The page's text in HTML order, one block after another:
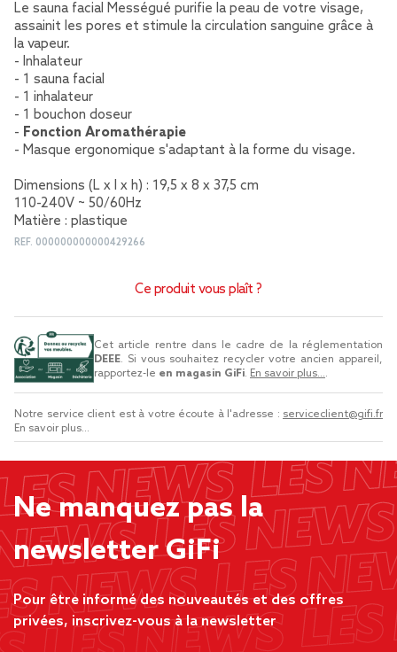
Le sauna facial Mességué purifie la peau de votre visage,
assainit les pores et stimule la circulation sanguine grâce à
la vapeur.
- Inhalateur
- 1 sauna facial
- 1 inhalateur
- 1 bouchon doseur
- Fonction Aromathérapie
- Masque ergonomique s'adaptant à la forme du visage.
Dimensions (L x l x h) : 19,5 x 8 x 37,5 cm
110-240V ~ 50/60Hz
Matière : plastique
REF. 000000000000429266
Ce produit vous plaît ?
Cet article rentre dans le cadre de la réglementation
DEEE. Si vous souhaitez recycler votre ancien appareil,
rapportez-le en magasin GiFi. En savoir plus....
Notre service client est à votre écoute à l'adresse : serviceclient@gifi.fr
En savoir plus...
Ne manquez pas la
newsletter GiFi
Pour être informé des nouveautés et des offres
privées, inscrivez-vous à la newsletter